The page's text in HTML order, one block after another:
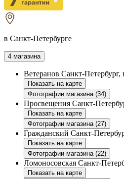
в Санкт-Петербурге
4 магазина
Ветеранов Санкт-
Показать на карте
Фотографии магазина (34)
Просвещения Санкт-
Показать на карте
Фотографии магазина (27)
Гражданский Санкт-
Показать на карте
Фотографии магазина (22)
Ломоносовская Санкт-
Показать на карте